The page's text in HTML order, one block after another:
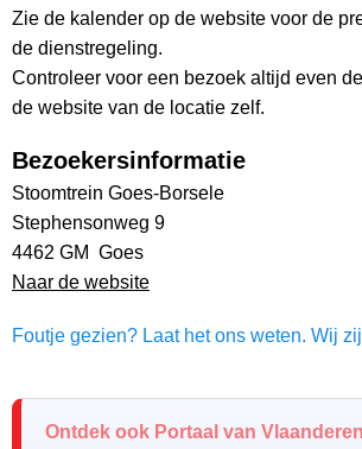
Zie de kalender op de website voor de
de dienstregeling.
Controleer voor een bezoek altijd even
de website van de locatie zelf.
Bezoekersinformatie
Stoomtrein Goes-Borsele
Stephensonweg 9
4462 GM Goes
Naar de website
Foutje gezien? Laat het ons weten. Wij
Ontdek ook Portaal van